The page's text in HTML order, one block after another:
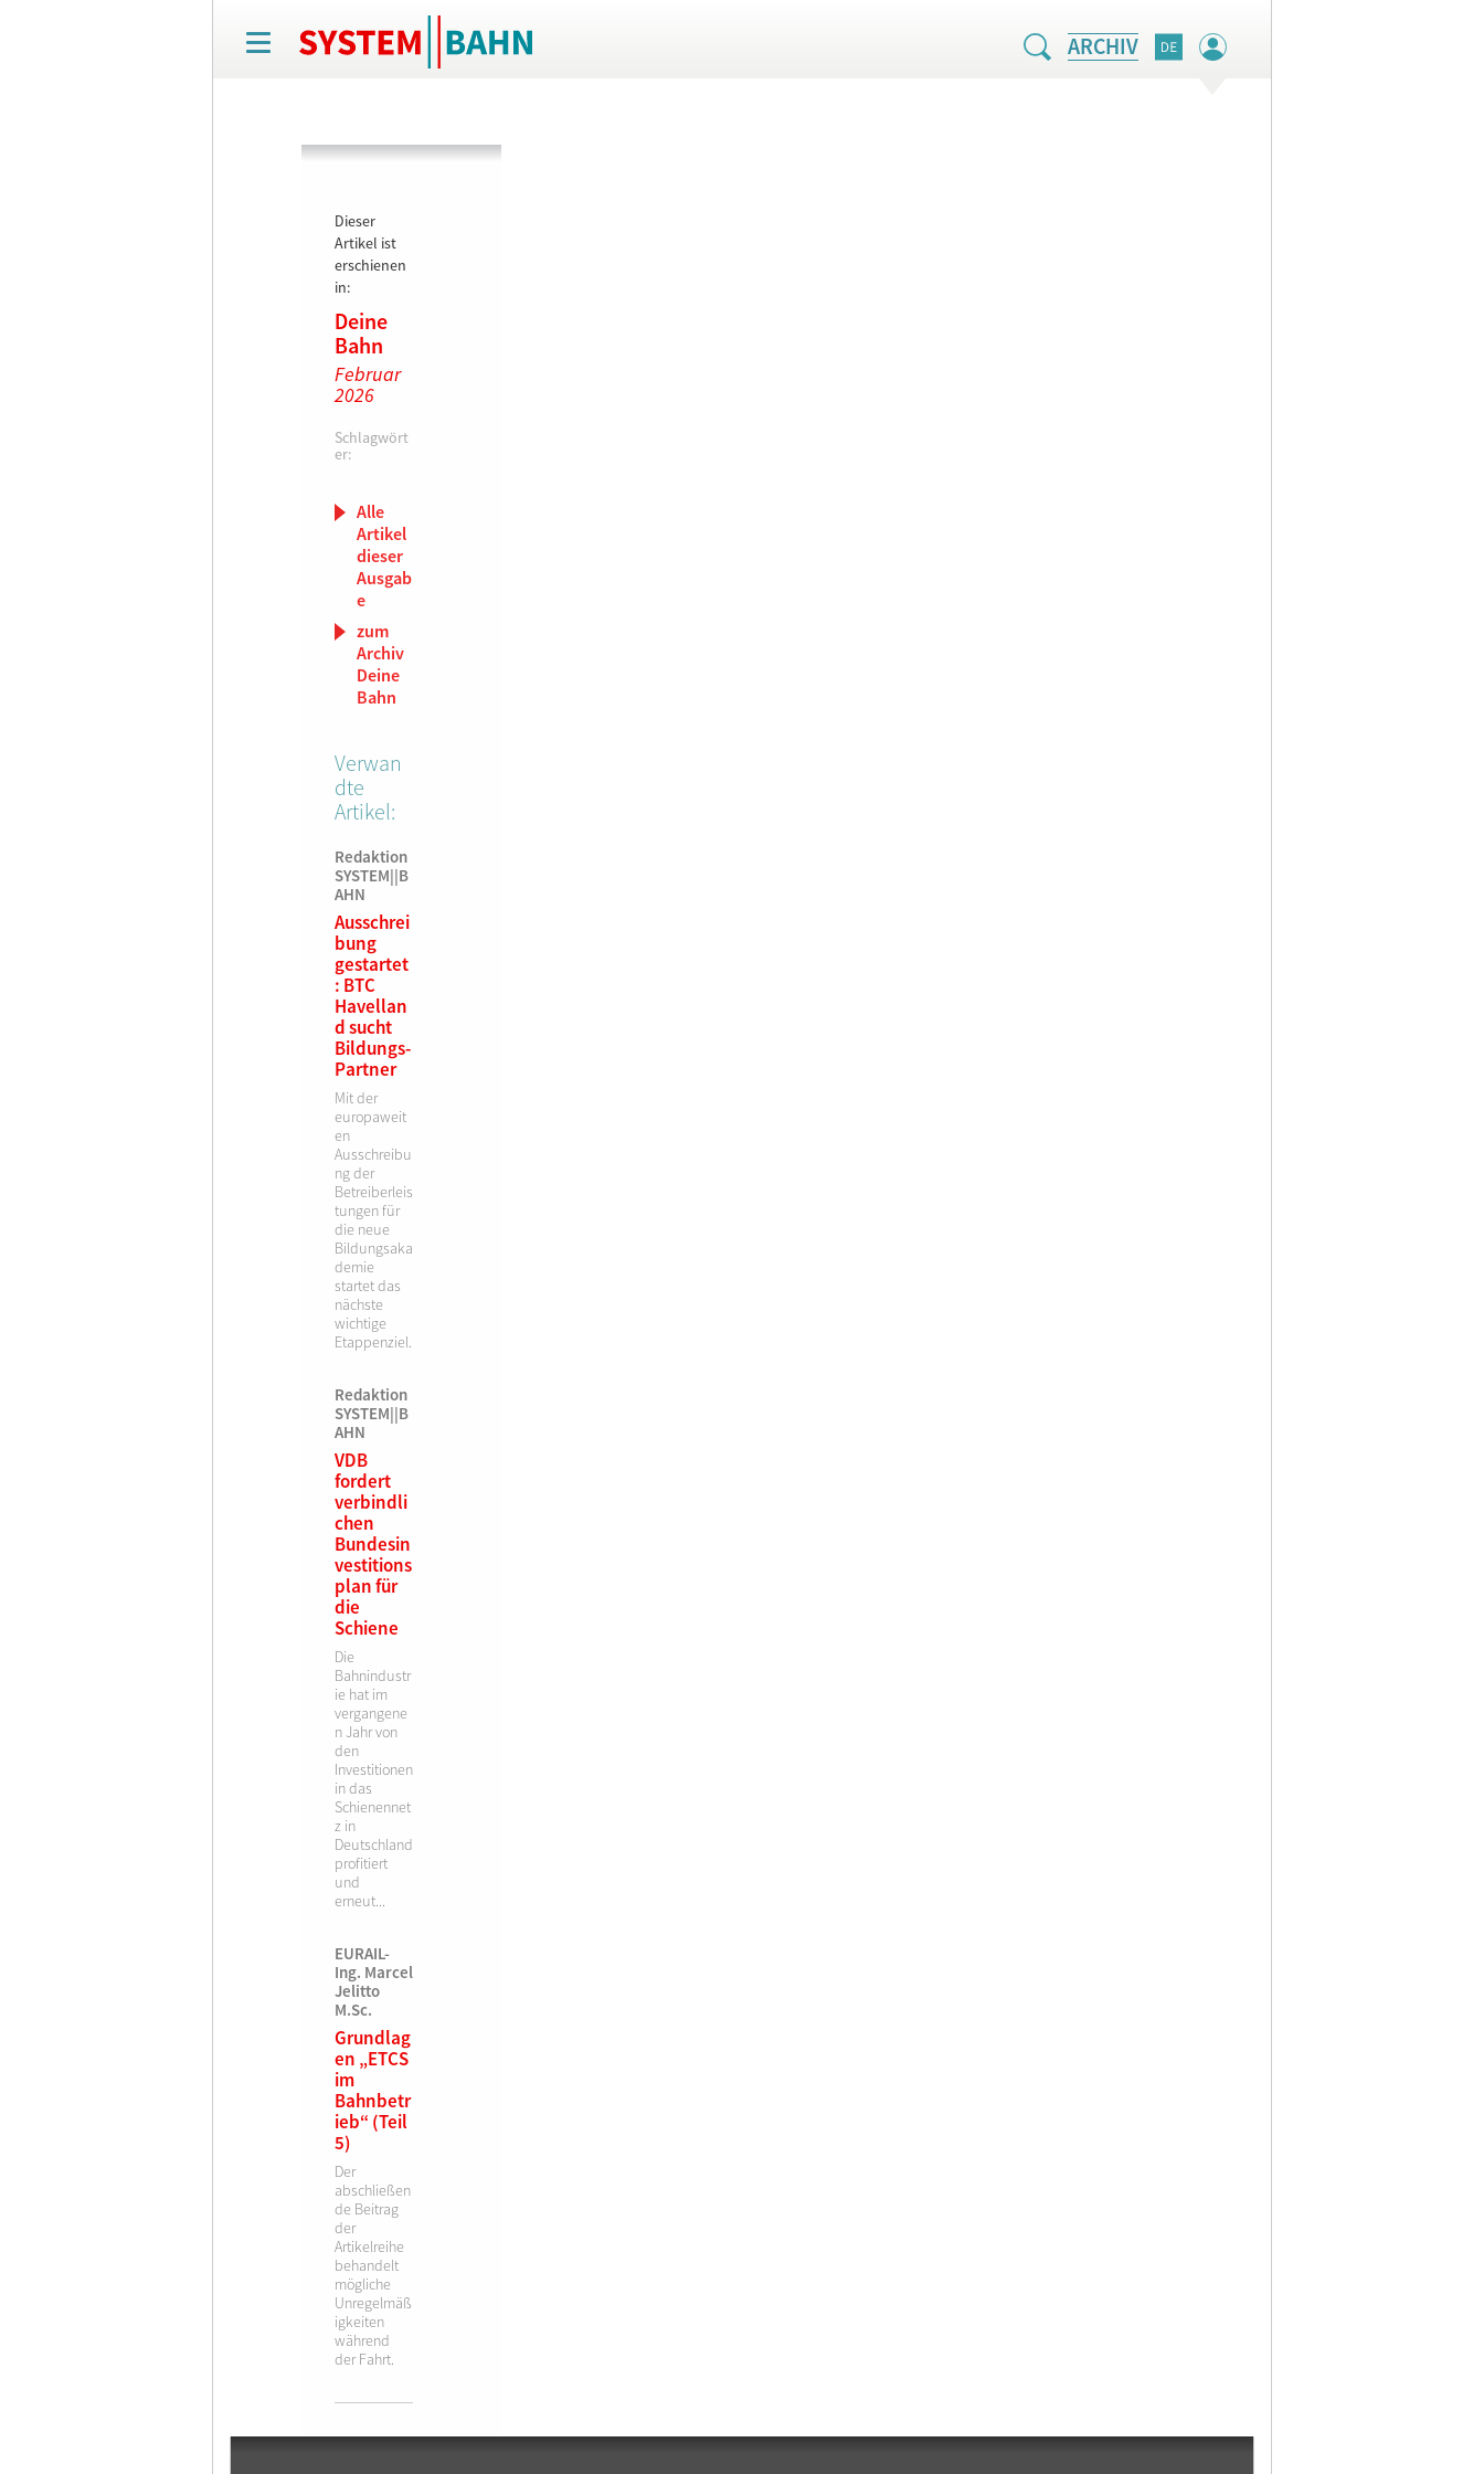
T
o
ARCHIV
Dieser
Artikel ist
erschienen
in:
Deine
Bahn
Februar
2026
Schlagwört
er:
Alle
Artikel
dieser
Ausgab
e
zum
Archiv
Deine
Bahn
Verwan
dte
Artikel:
Redaktion
SYSTEM||B
AHN
Ausschrei
bung
gestartet
: BTC
Havellan
d sucht
Bildungs-
Partner
Mit der
europaweit
en
Ausschreibu
ng der
Betreiberleis
tungen für
die neue
Bildungsaka
demie
startet das
nächste
wichtige
Etappenziel.
Redaktion
SYSTEM||B
AHN
VDB
fordert
verbindli
chen
Bundesin
vestitions
plan für
die
Schiene
Die
Bahnindustr
ie hat im
vergangene
n Jahr von
den
Investitionen
in das
Schienennet
z in
Deutschland
profitiert
und
erneut...
EURAIL-
Ing. Marcel
Jelitto
M.Sc.
Grundlag
en „ETCS
im
Bahnbetr
ieb“ (Teil
5)
Der
abschließen
de Beitrag
der
Artikelreihe
behandelt
mögliche
Unregelmäß
igkeiten
während
der Fahrt.